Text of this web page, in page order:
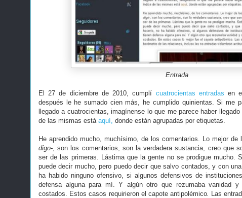
Entrada
El 27 de diciembre de 2010, cumplí cuatrocientas entradas en
después le he sumado cien más, he cumplido quinientas. Si me
llegado a cuatrocientas, imagínense lo que me parece haber
de las mismas está aquí, donde están agrupadas por etiquetas.
He aprendido mucho, muchísimo, de los comentarios. Lo mejor de
digo-, son los comentarios, son la verdadera sustancia, creo que
ser de las primeras. Lástima que la gente no se prodigue mucho.
puede decir mucho, pero puedo decir que salvo contados, y con
ha habido ninguno ofensivo, si algunos defensivos de
defensa alguna para mí. Y algún otro que rezumaba vanidad y
costados. Estos casos requirieron el capote antipolémico. Las